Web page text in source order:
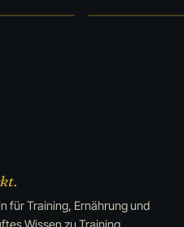
für Training, Ernährung und
Wissen zu Training,